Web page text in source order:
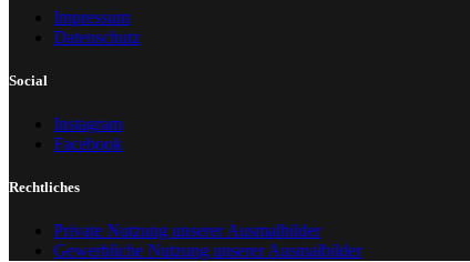
Impressum
Datenschutz
Social
Instagram
Facebook
Rechtliches
Private Nutzung unserer Ausmalbilder
Gewerbliche Nutzung unserer Ausmalbilder